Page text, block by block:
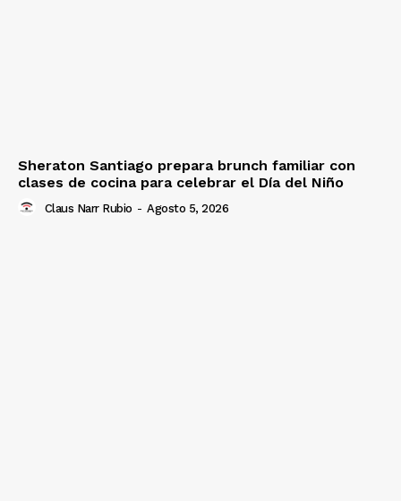
Sheraton Santiago prepara brunch familiar con
clases de cocina para celebrar el Día del Niño
Claus Narr Rubio - Agosto 5, 2026